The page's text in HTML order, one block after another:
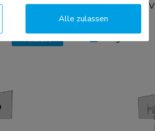
Ansicht
Installation - TÜV
Vergleichen
Alle zulassen